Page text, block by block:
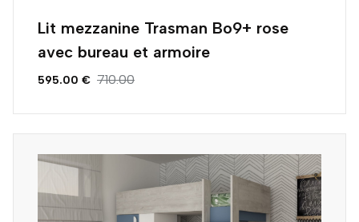
Lit mezzanine Trasman Bo9+ rose
avec bureau et armoire
595.00 € 710.00